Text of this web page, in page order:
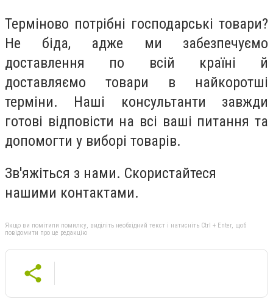
Терміново потрібні господарські товари?
Не біда, адже ми забезпечуємо
доставлення по всій країні й
доставляємо товари в найкоротші
терміни. Наші консультанти завжди
готові відповісти на всі ваші питання та
допомогти у виборі товарів.
Зв'яжіться з нами. Скористайтеся
нашими контактами.
Якщо ви помітили помилку, виділіть необхідний текст і натисніть Ctrl + Enter, щоб
повідомити про це редакцію